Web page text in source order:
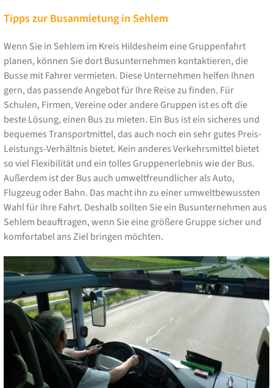
Tipps zur Busanmietung in Sehlem
Wenn Sie in Sehlem im Kreis Hildesheim eine Gruppenfahrt
planen, können Sie dort Busunternehmen kontaktieren, die
Busse mit Fahrer vermieten. Diese Unternehmen helfen Ihnen
gern, das passende Angebot für Ihre Reise zu finden. Für
Schulen, Firmen, Vereine oder andere Gruppen ist es oft die
beste Lösung, einen Bus zu mieten. Ein Bus ist ein sicheres und
bequemes Transportmittel, das auch noch ein sehr gutes Preis-
Leistungs-Verhältnis bietet. Kein anderes Verkehrsmittel bietet
so viel Flexibilität und ein tolles Gruppenerlebnis wie der Bus.
Außerdem ist der Bus auch umweltfreundlicher als Auto,
Flugzeug oder Bahn. Das macht ihn zu einer umweltbewussten
Wahl für Ihre Fahrt. Deshalb sollten Sie ein Busunternehmen aus
Sehlem beauftragen, wenn Sie eine größere Gruppe sicher und
komfortabel ans Ziel bringen möchten.